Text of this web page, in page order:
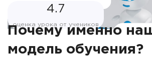
4.7
оценка урока от учеников
Почему именно
модель обучения?